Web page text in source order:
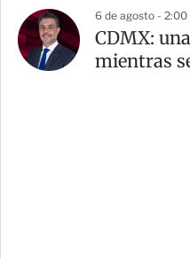
6 de agosto - 2:00
CDMX:
mientras